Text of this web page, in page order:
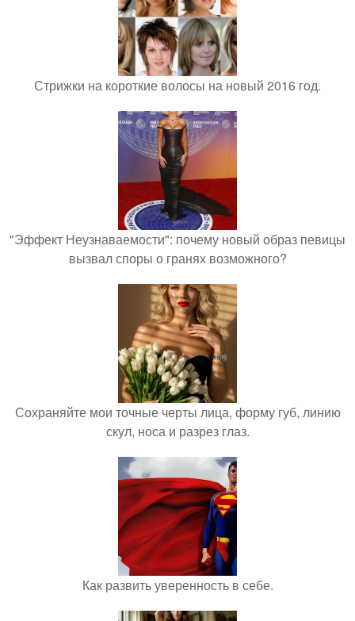
Стрижки на короткие волосы на новый 2016 год.
"Эффект Неузнаваемости": почему новый образ певицы
вызвал споры о гранях возможного?
Сохраняйте мои точные черты лица, форму губ, линию
скул, носа и разрез глаз.
Как развить уверенность в себе.